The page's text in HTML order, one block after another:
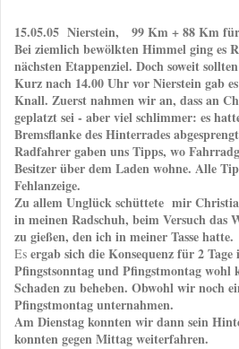
15.05.05 Nierstein, 99 Km + 88 Km
Bei ziemlich bewölkten Himmel ging es
nächsten Etappenziel. Doch soweit
Kurz nach 14.00 Uhr vor Nierstein gab
Knall. Zuerst nahmen wir an, dass an
geplatzt sei - aber viel schlimmer: es
Bremsflanke des Hinterrades
Radfahrer gaben uns Tipps, wo
Besitzer über dem Laden wohne. Alle
Fehlanzeige.
Zu allem Unglück schüttete mir
in meinen Radschuh, beim Versuch das
zu gießen, den ich in meiner Tasse hatte.
Es ergab sich die Konsequenz für 2
Pfingstsonntag und Pfingstmontag wohl
Schaden zu beheben. Obwohl wir noch
Pfingstmontag unternahmen.
Am Dienstag konnten wir dann sein
konnten gegen Mittag weiterfahren.